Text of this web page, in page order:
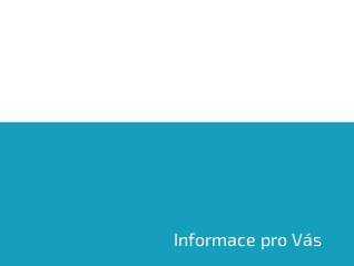
Informace pro Vás